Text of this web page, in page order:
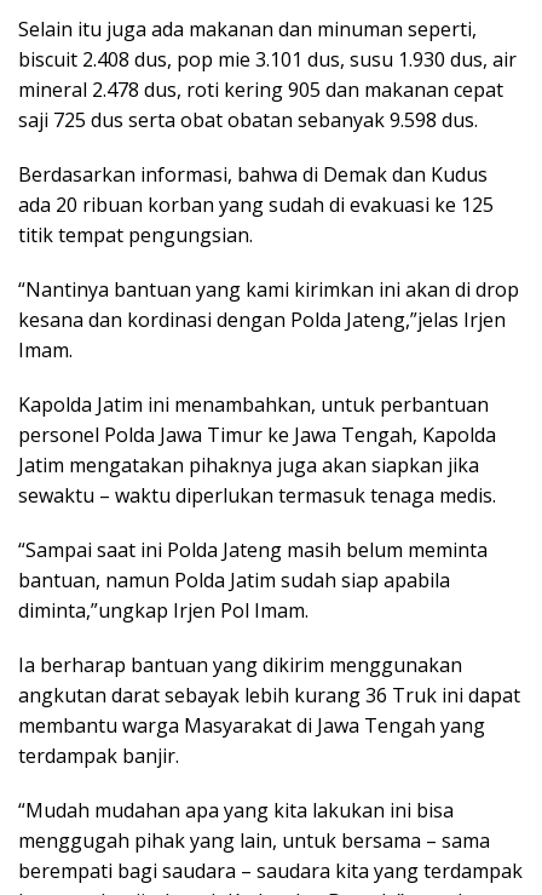
Selain itu juga ada makanan dan minuman seperti,
biscuit 2.408 dus, pop mie 3.101 dus, susu 1.930 dus, air
mineral 2.478 dus, roti kering 905 dan makanan cepat
saji 725 dus serta obat obatan sebanyak 9.598 dus.
Berdasarkan informasi, bahwa di Demak dan Kudus
ada 20 ribuan korban yang sudah di evakuasi ke 125
titik tempat pengungsian.
“Nantinya bantuan yang kami kirimkan ini akan di drop
kesana dan kordinasi dengan Polda Jateng,”jelas Irjen
Imam.
Kapolda Jatim ini menambahkan, untuk perbantuan
personel Polda Jawa Timur ke Jawa Tengah, Kapolda
Jatim mengatakan pihaknya juga akan siapkan jika
sewaktu – waktu diperlukan termasuk tenaga medis.
“Sampai saat ini Polda Jateng masih belum meminta
bantuan, namun Polda Jatim sudah siap apabila
diminta,”ungkap Irjen Pol Imam.
Ia berharap bantuan yang dikirim menggunakan
angkutan darat sebayak lebih kurang 36 Truk ini dapat
membantu warga Masyarakat di Jawa Tengah yang
terdampak banjir.
“Mudah mudahan apa yang kita lakukan ini bisa
menggugah pihak yang lain, untuk bersama – sama
berempati bagi saudara – saudara kita yang terdampak